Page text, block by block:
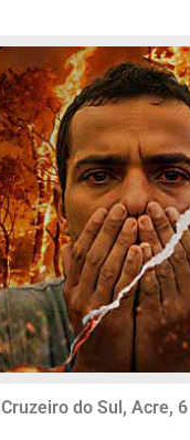
Cruzeiro do Sul, Acre,